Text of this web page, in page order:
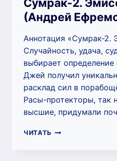
Сумрак-2.
(Андрей
Аннотация «Сумрак-2.
Случайность, удача,
выбирает определение
Джей получил
расклад сил в
Расы-протекторы, так
высшие, придумали
ЧИТАТЬ СУМРАК-2.